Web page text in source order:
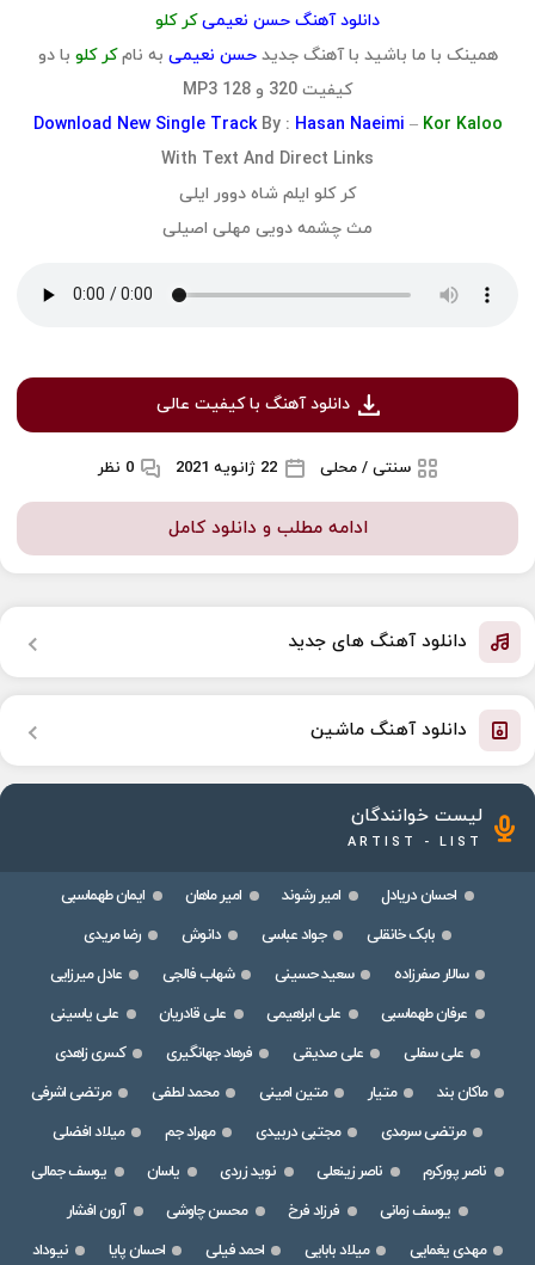
دانلود آهنگ حسن نعیمی کر کلو
همینک با ما باشید با آهنگ جدیدحسن نعیمی به نامکر کلو با دو
کیفیت 320 و 128 MP3
Download New Single Track By : Hasan Naeimi – Kor Kaloo
With Text And Direct Links
کر کلو ایلم شاه دوور ایلی
مث چشمه دویی مهلی اصیلی
دانلود آهنگ با کیفیت عالی
سنتی / محلی 22 ژانویه 2021 0 نظر
ادامه مطلب و دانلود کامل
دانلود آهنگ های جدید
دانلود آهنگ ماشین
لیست خوانندگان
ARTIST - LIST
احسان دریادل امیر رشوند امیر ماهان
ایمان طهماسبی
بابک خانقلی
جواد عباسی دانوش
رضا مریدی
سالار صفرزاده
سعید حسینی شهاب فالجی
عادل میرزایی
عرفان طهماسبی
علی ابراهیمی علی قادریان
علی یاسینی
علی سفلی
علی صدیقی فرهاد جهانگیری
کسری زاهدی
ماکان بند
متیار متین امینی محمد لطفی
مرتضی اشرفی
مرتضی سرمدی
مجتبی دربیدی مهراد جم
میلاد افضلی
ناصر پورکرم
ناصر زینعلی نوید زردی یاسان
یوسف جمالی
یوسف زمانی
فرزاد فرخ محسن چاوشی
آرون افشار
مهدی یغمایی
میلاد بابایی احمد فیلی احسان پایا نیوداد